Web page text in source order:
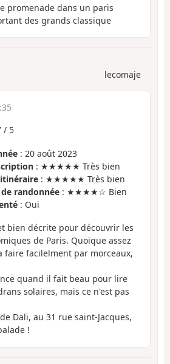
promenade dans un paris
des grands classique
lecomaje
/ 5
: 20 août 2023
: ★★★★★ Très bien
: ★★★★★ Très bien
randonnée : ★★★★☆ Bien
: Oui
bien décrite pour découvrir les
de Paris. Quoique assez
faire facilelment par morceaux,
quand il fait beau pour lire
solaires, mais ce n'est pas
Dali, au 31 rue saint-Jacques,
!